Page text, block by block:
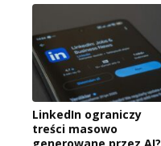
LinkedIn ograniczy
treści masowo
generowane przez AI?